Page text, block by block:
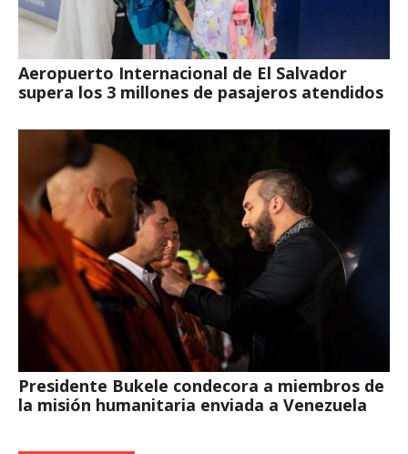
Aeropuerto Internacional de El Salvador
supera los 3 millones de pasajeros atendidos
Presidente Bukele condecora a miembros de
la misión humanitaria enviada a Venezuela